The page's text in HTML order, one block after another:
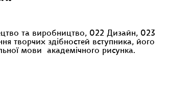
та виробництво, 022 Дизайн, 023
творчих здібностей вступника, його
мови академічного рисунка.